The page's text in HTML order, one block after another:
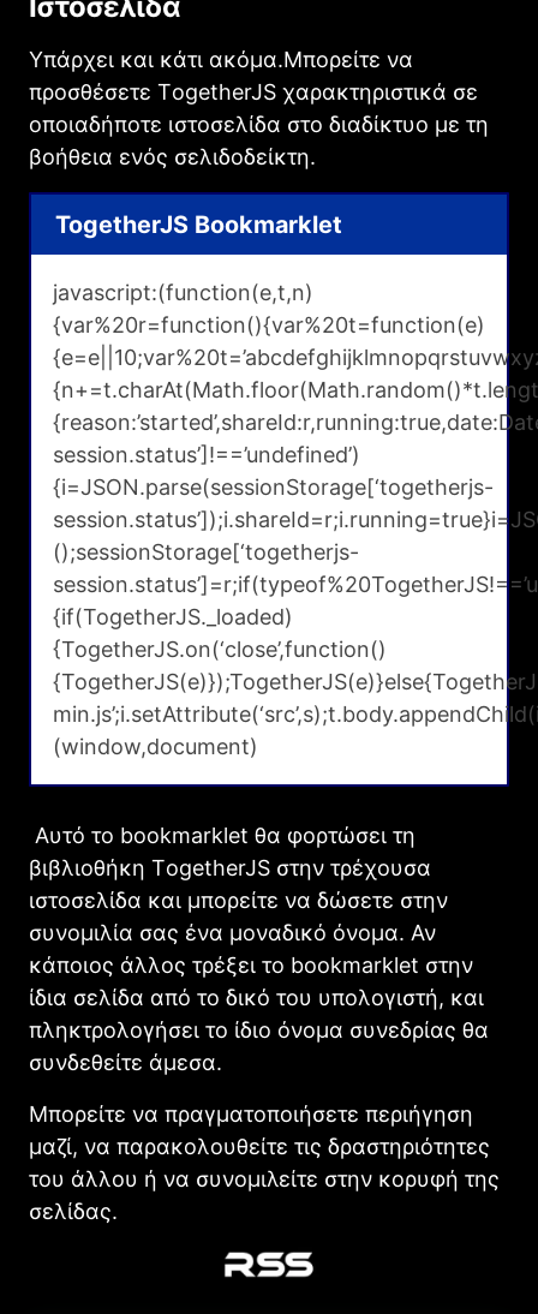
Ιστοσελίδα
Υπάρχει και κάτι ακόμα.Μπορείτε να
προσθέσετε ΤogetherJS χαρακτηριστικά σε
οποιαδήποτε ιστοσελίδα στο διαδίκτυο με τη
βοήθεια ενός σελιδοδείκτη.
TogetherJS Bookmarklet
javascript:(function(e,t,n)
{var%20r=function(){var%20t=function(e)
session.status’]!==’undefined’)
{i=JSON.parse(sessionStorage[‘togetherjs-
();sessionStorage[‘togetherjs-
{if(TogetherJS._loaded)
{TogetherJS.on(‘close’,function()
(window,document)
Αυτό το bookmarklet θα φορτώσει τη
βιβλιοθήκη ΤogetherJS στην τρέχουσα
ιστοσελίδα και μπορείτε να δώσετε στην
συνομιλία σας ένα μοναδικό όνομα. Αν
κάποιος άλλος τρέξει το bookmarklet στην
ίδια σελίδα από το δικό του υπολογιστή, και
πληκτρολογήσει το ίδιο όνομα συνεδρίας θα
συνδεθείτε άμεσα.
Μπορείτε να πραγματοποιήσετε περιήγηση
μαζί, να παρακολουθείτε τις δραστηριότητες
του άλλου ή να συνομιλείτε στην κορυφή της
σελίδας.